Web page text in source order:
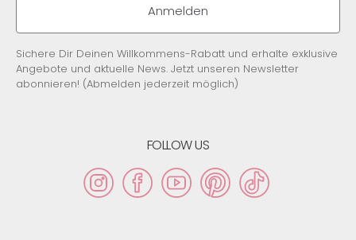
Anmelden
Sichere Dir Deinen Willkommens-Rabatt und erhalte exklusive
Angebote und aktuelle News. Jetzt unseren Newsletter
abonnieren! (Abmelden jederzeit möglich)
FOLLOW US
InstagramFacebookYouTubePinterestTikTok